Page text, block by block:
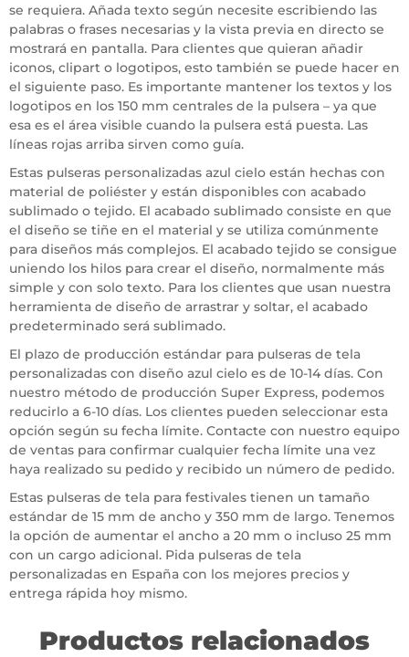
se requiera. Añada texto según necesite escribiendo las
palabras o frases necesarias y la vista previa en directo se
mostrará en pantalla. Para clientes que quieran añadir
iconos, clipart o logotipos, esto también se puede hacer en
el siguiente paso. Es importante mantener los textos y los
logotipos en los 150 mm centrales de la pulsera – ya que
esa es el área visible cuando la pulsera está puesta. Las
líneas rojas arriba sirven como guía.
Estas pulseras personalizadas azul cielo están hechas con
material de poliéster y están disponibles con acabado
sublimado o tejido. El acabado sublimado consiste en que
el diseño se tiñe en el material y se utiliza comúnmente
para diseños más complejos. El acabado tejido se consigue
uniendo los hilos para crear el diseño, normalmente más
simple y con solo texto. Para los clientes que usan nuestra
herramienta de diseño de arrastrar y soltar, el acabado
predeterminado será sublimado.
El plazo de producción estándar para pulseras de tela
personalizadas con diseño azul cielo es de 10-14 días. Con
nuestro método de producción Super Express, podemos
reducirlo a 6-10 días. Los clientes pueden seleccionar esta
opción según su fecha límite. Contacte con nuestro equipo
de ventas para confirmar cualquier fecha límite una vez
haya realizado su pedido y recibido un número de pedido.
Estas pulseras de tela para festivales tienen un tamaño
estándar de 15 mm de ancho y 350 mm de largo. Tenemos
la opción de aumentar el ancho a 20 mm o incluso 25 mm
con un cargo adicional. Pida pulseras de tela
personalizadas en España con los mejores precios y
entrega rápida hoy mismo.
Productos relacionados